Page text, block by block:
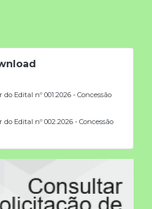
Edital nº 001.2026 - Concessão
Edital nº 002.2026 - Concessão